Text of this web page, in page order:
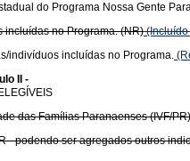
do Programa Nossa Gente
incluídas no Programa. (NR)(Incluído
indivíduos incluídas no Programa.
II -
das Famílias Paranaenses (IVF/
podendo ser agregados outros